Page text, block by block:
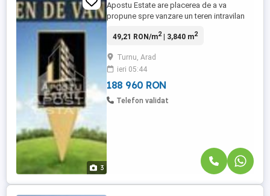
3
Apostu Estate are placerea de a va
propune spre vanzare un teren intravilan
doar 16 km de Arad. Terenul este plat, cu
strada pricipala. Locatia este foarte buna,
pretabil pentru investie sau contructie. ...
49,21 RON/m2| 3,840 m2
Turnu, Arad
ieri 05:44
188 960 RON
Telefon validat